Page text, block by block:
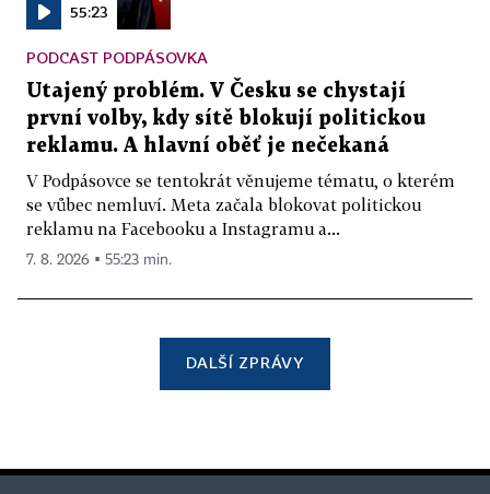
55:23
PODCAST PODPÁSOVKA
Utajený problém. V Česku se chystají
první volby, kdy sítě blokují politickou
reklamu. A hlavní oběť je nečekaná
V Podpásovce se tentokrát věnujeme tématu, o kterém
se vůbec nemluví. Meta začala blokovat politickou
reklamu na Facebooku a Instagramu a...
7. 8. 2026 ▪ 55:23 min.
DALŠÍ ZPRÁVY